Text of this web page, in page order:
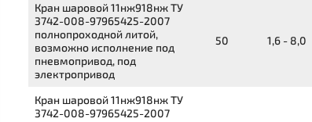
Кран шаровой11нж918нжТУ
3742-008-97965425-2007
полнопроходной литой,
возможно исполнение под
пневмопривод, под
электропривод
50 1,6 - 8,0
Кран шаровой11нж918нжТУ
3742-008-97965425-2007